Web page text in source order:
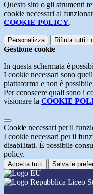
Questo sito o gli strumenti
cookie necessari al
COOKIE POLICY.
Personalizza Rifiuta tutti i
Gestione cookie
In questa schermata è
I cookie necessari sono
piattaforma e non è
Per conoscere quali sono i
visionare la COOKIE
Cookie necessari per il
I cookie necessari per il
disabilitati. È possibile
policy.
Accetta tutti Salva le
Liceo